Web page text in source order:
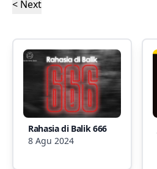
< Next
Rahasia di Balik 666
8 Agu 2024